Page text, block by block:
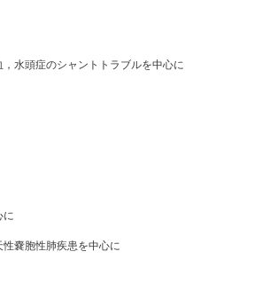
水頭症のシャントトラブルを中心に
嚢胞性肺疾患を中心に